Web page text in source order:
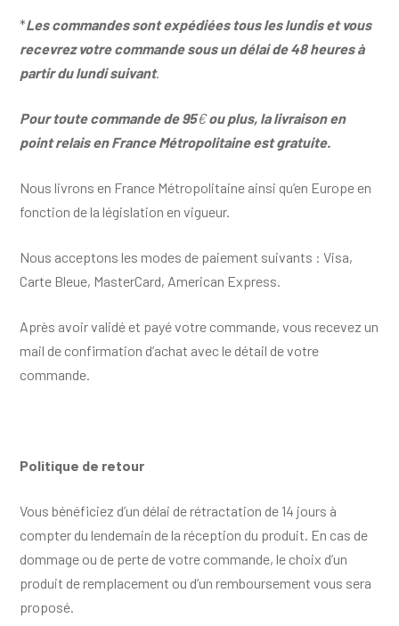
*Les commandes sont expédiées tous les lundis et vous
recevrez votre commande sous un délai de 48 heuresà
partir du lundi suivant.
Pour toute commande de 95€ou plus, la livraison en
point relais en France Métropolitaine est gratuite.
Nous livrons en France Métropolitaine ainsi qu’en Europe en
fonction de la législation en vigueur.
Nous acceptons les modes de paiement suivants : Visa,
Carte Bleue, MasterCard, American Express.
Après avoir validé et payé votre commande, vous recevez un
mail de confirmation d’achat avec le détail de votre
commande.
Politique de retour
Vous bénéficiez d’un délai de rétractation de 14 jours à
compter du lendemain de la réception du produit. En cas de
dommage ou de perte de votre commande, le choix d’un
produit de remplacement ou d’un remboursement vous sera
proposé.